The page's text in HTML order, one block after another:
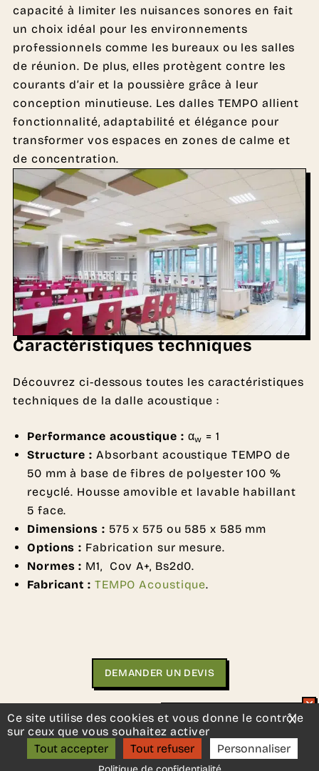
capacité à limiter les nuisances sonores en fait
un choix idéal pour les environnements
professionnels comme les bureaux ou les salles
de réunion. De plus, elles protègent contre les
courants d’air et la poussière grâce à leur
conception minutieuse. Les dalles TEMPO allient
fonctionnalité, adaptabilité et élégance pour
transformer vos espaces en zones de calme et
de concentration.
Caractéristiques techniques
Découvrez ci-dessous toutes les caractéristiques
techniques de la dalle acoustique :
Performance acoustique : αw = 1
Structure : Absorbant acoustique TEMPO de
50 mm à base de fibres de polyester 100 %
recyclé. Housse amovible et lavable habillant
5 face.
Dimensions : 575 x 575 ou 585 x 585 mm
Options : Fabrication sur mesure.
Normes : M1, Cov A+, Bs2d0.
Fabricant : TEMPO Acoustique.
DEMANDER UN DEVIS
Une autre idée en tête ?Contactez-nous, nous serons
ravis de vous aider.
Un projet d’aménagement ?
ON S’APPELLE ?
Ce site utilise des cookies et vous donne le contrôle
sur ceux que vous souhaitez activer
Tout accepter
Tout refuser Personnaliser
X